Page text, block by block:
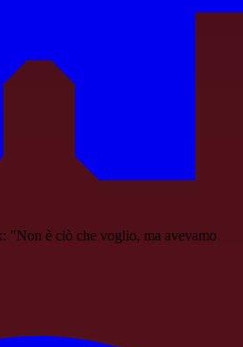
"Non è ciò che voglio, ma avevamo